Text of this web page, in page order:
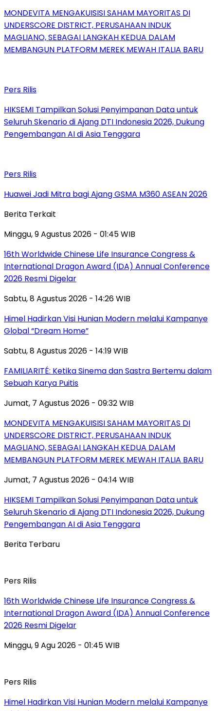
MONDEVITA MENGAKUISISI SAHAM MAYORITAS DI
UNDERSCORE DISTRICT, PERUSAHAAN INDUK
MAGLIANO, SEBAGAI LANGKAH KEDUA DALAM
MEMBANGUN PLATFORM MEREK MEWAH ITALIA BARU
Pers Rilis
HIKSEMI Tampilkan Solusi Penyimpanan Data untuk
Seluruh Skenario di Ajang DTI Indonesia 2026, Dukung
Pengembangan AI di Asia Tenggara
Pers Rilis
Huawei Jadi Mitra bagi Ajang GSMA M360 ASEAN 2026
Berita Terkait
Minggu, 9 Agustus 2026 - 01:45 WIB
16th Worldwide Chinese Life Insurance Congress &
International Dragon Award (IDA) Annual Conference
2026 Resmi Digelar
Sabtu, 8 Agustus 2026 - 14:26 WIB
Himel Hadirkan Visi Hunian Modern melalui Kampanye
Global “Dream Home”
Sabtu, 8 Agustus 2026 - 14:19 WIB
FAMILIARITÉ: Ketika Sinema dan Sastra Bertemu dalam
Sebuah Karya Puitis
Jumat, 7 Agustus 2026 - 09:32 WIB
MONDEVITA MENGAKUISISI SAHAM MAYORITAS DI
UNDERSCORE DISTRICT, PERUSAHAAN INDUK
MAGLIANO, SEBAGAI LANGKAH KEDUA DALAM
MEMBANGUN PLATFORM MEREK MEWAH ITALIA BARU
Jumat, 7 Agustus 2026 - 04:14 WIB
HIKSEMI Tampilkan Solusi Penyimpanan Data untuk
Seluruh Skenario di Ajang DTI Indonesia 2026, Dukung
Pengembangan AI di Asia Tenggara
Berita Terbaru
Pers Rilis
16th Worldwide Chinese Life Insurance Congress &
International Dragon Award (IDA) Annual Conference
2026 Resmi Digelar
Minggu, 9 Agu 2026 - 01:45 WIB
Pers Rilis
Himel Hadirkan Visi Hunian Modern melalui Kampanye